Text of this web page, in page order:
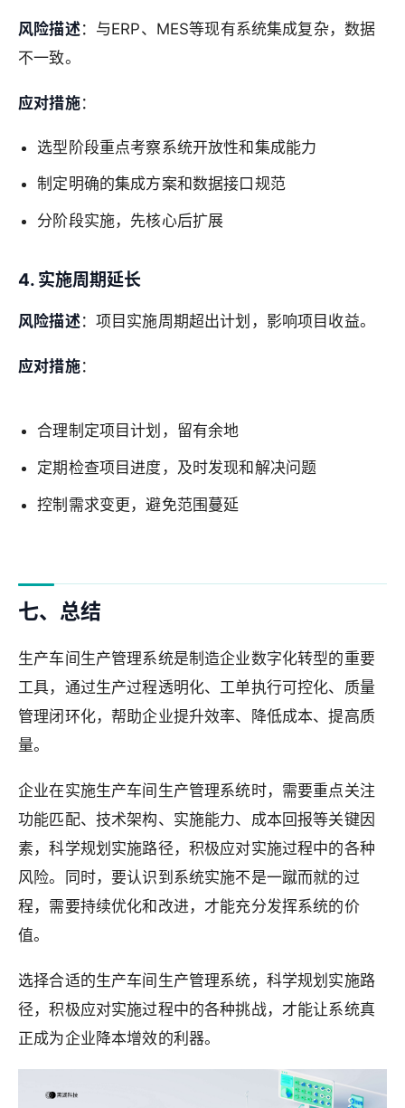
风险描述：与ERP、MES等现有系统集成复杂，数据
不一致。
应对措施：
选型阶段重点考察系统开放性和集成能力
制定明确的集成方案和数据接口规范
分阶段实施，先核心后扩展
4. 实施周期延长
风险描述：项目实施周期超出计划，影响项目收益。
应对措施：
合理制定项目计划，留有余地
定期检查项目进度，及时发现和解决问题
控制需求变更，避免范围蔓延
七、总结
生产车间生产管理系统是制造企业数字化转型的重要
工具，通过生产过程透明化、工单执行可控化、质量
管理闭环化，帮助企业提升效率、降低成本、提高质
量。
企业在实施生产车间生产管理系统时，需要重点关注
功能匹配、技术架构、实施能力、成本回报等关键因
素，科学规划实施路径，积极应对实施过程中的各种
风险。同时，要认识到系统实施不是一蹴而就的过
程，需要持续优化和改进，才能充分发挥系统的价
值。
选择合适的生产车间生产管理系统，科学规划实施路
径，积极应对实施过程中的各种挑战，才能让系统真
正成为企业降本增效的利器。